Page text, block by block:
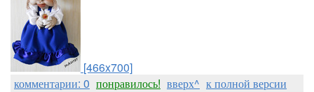
[466x700]
комментарии: 0 понравилось! вверх^ к полной версии